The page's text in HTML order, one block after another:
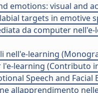
emotions: visual and
targets in emotive
da computer
nell'e-learning
learning (Contributo
Speech and
allapprendimento